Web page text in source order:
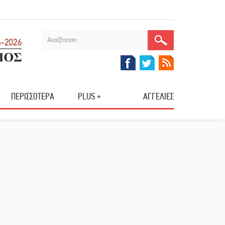
ΠΕΡΙΣΣΟΤΕΡΑ PLUS + ΑΓΓΕΛΙΕΣ